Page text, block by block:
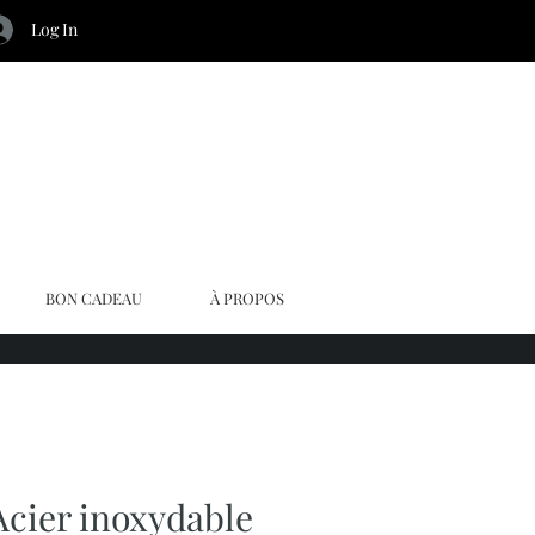
Log In
BON CADEAU À PROPOS
inoxydable